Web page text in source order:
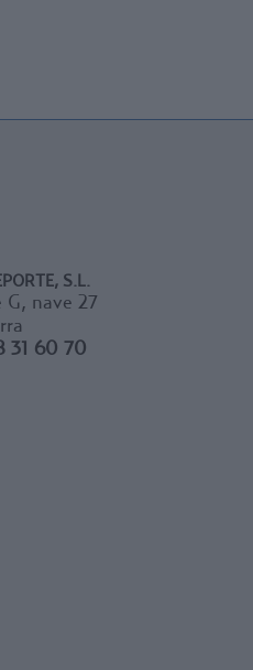
S.L.
nave 27
31 60 70